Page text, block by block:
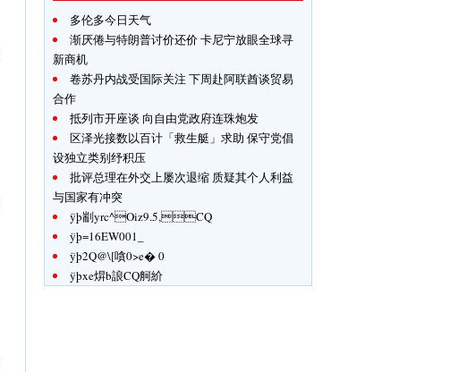
多伦多今日天气
渐厌倦与特朗普讨价还价 卡尼宁放眼全球寻
新商机
卷苏丹内战受国际关注 下周赴阿联酋谈贸易
合作
抵列市开座谈 向自由党政府连珠炮发
区泽光接数以百计「救生艇」求助 保守党倡
设独立类别纾积压
批评总理在外交上屡次退缩 质疑其个人利益
与国家有冲突
ÿþ剬yrc^Oiz9.5,CQ
ÿþ=16EW001_
ÿþ2Q@\[嗿 0>e� 0
ÿþxe焺b誏CQ舸紒